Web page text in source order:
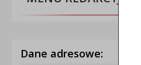
Dane adresowe: